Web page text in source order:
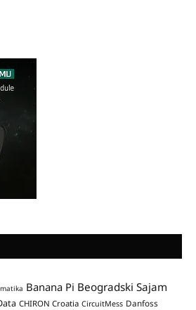
Banana Pi Beogradski Sajam
CHIRON Croatia CircuitMess Danfoss